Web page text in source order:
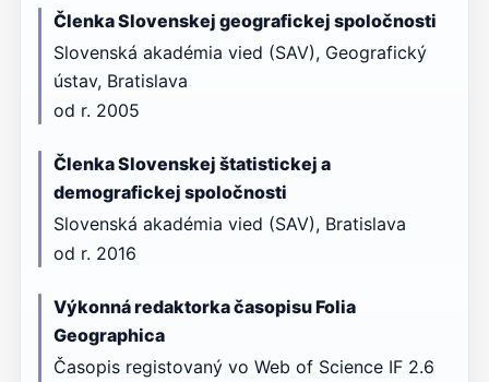
Členka Slovenskej geografickej spoločnosti
Slovenská akadémia vied (SAV), Geografický
ústav, Bratislava
od r. 2005
Členka Slovenskej štatistickej a
demografickej spoločnosti
Slovenská akadémia vied (SAV), Bratislava
od r. 2016
Výkonná redaktorka časopisu Folia
Geographica
Časopis registovaný vo Web of Science IF 2.6